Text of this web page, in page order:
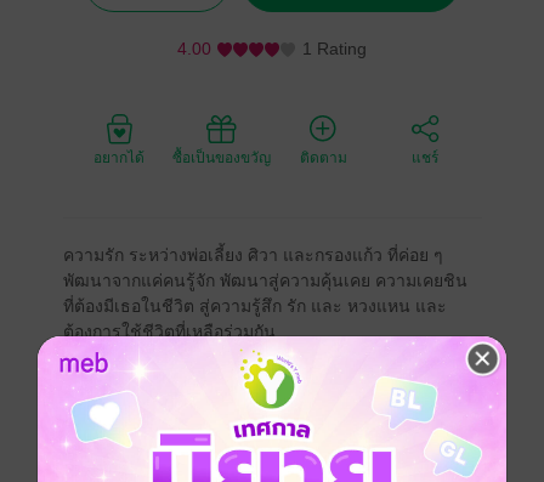
4.00 1 Rating
อยากได้ ซื้อเป็นของขวัญ ติดตาม แชร์
ความรัก ระหว่างพ่อเลี้ยง ศิวา และกรองแก้ว ที่ค่อย ๆ
พัฒนาจากแค่คนรู้จัก พัฒนาสู่ความคุ้นเคย ความเคยชิน
ที่ต้องมีเธอในชีวิต สู่ความรู้สึก รัก และ หวงแหน และ
ต้องการใช้ชีวิตที่เหลือร่วมกัน
แต่ระหว่างทางเดินของความรัก ต้องผ่าน อุปสรรคและ
ปัญหามากมาย ทั้งสองต้องจับมือกันเพื่อให้ผ่าน อุปสรรค
นั้นไปให้ได้
โรมานซ์ โรแมนติก 18+ ครอบครัว